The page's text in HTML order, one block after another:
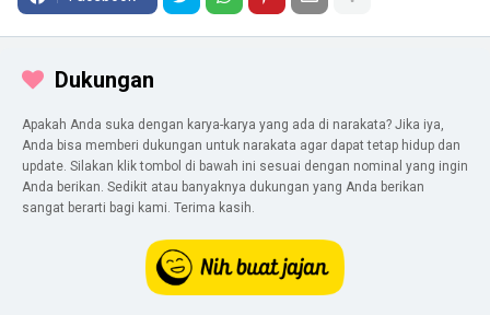
Dukungan
Apakah Anda suka dengan karya-karya yang ada di narakata? Jika iya,
Anda bisa memberi dukungan untuk narakata agar dapat tetap hidup dan
update. Silakan klik tombol di bawah ini sesuai dengan nominal yang ingin
Anda berikan. Sedikit atau banyaknya dukungan yang Anda berikan
sangat berarti bagi kami. Terima kasih.